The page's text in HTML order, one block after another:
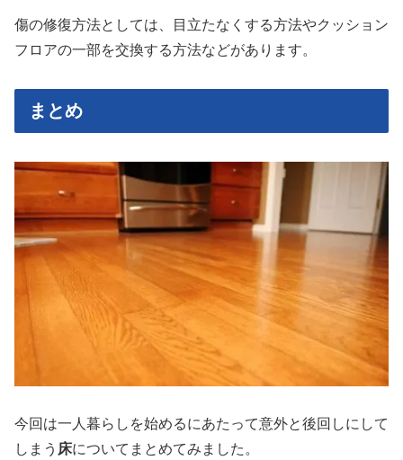
傷の修復方法としては、目立たなくする方法やクッション
フロアの一部を交換する方法などがあります。
まとめ
今回は一人暮らしを始めるにあたって意外と後回しにして
しまう 床についてまとめてみました。